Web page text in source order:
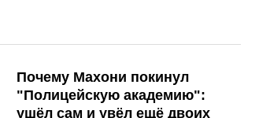
Почему Махони покинул
"Полицейскую академию":
ушёл сам и увёл ещё двоих